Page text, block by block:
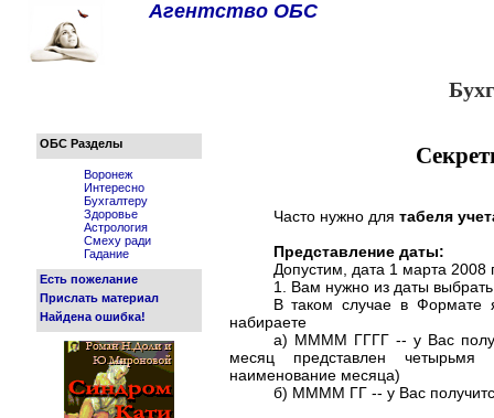
Агентство ОБС
ОБС Разделы
Воронеж
Интересно
Бухгалтеру
Здоровье
Астрология
Смеху ради
Гадание
Есть пожелание
Прислать материал
Найдена ошибка!
Часто нужно для табеля
Представление даты:
Допустим, дата 1 марта 2008
1. Вам нужно из даты
В таком случае в Формате
набираете
а) ММММ ГГГГ -- у Вас
месяц представлен
наименование месяца)
б) ММММ ГГ -- у Вас